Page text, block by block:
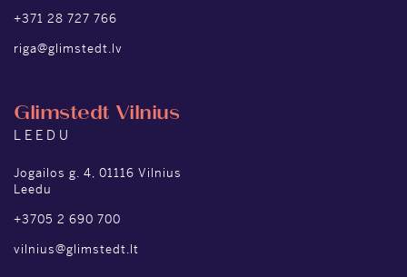
+371 28 727 766
riga@glimstedt.lv
Glimstedt Vilnius
LEEDU
Jogailos g. 4, 01116 Vilnius
Leedu
+3705 2 690 700
vilnius@glimstedt.lt